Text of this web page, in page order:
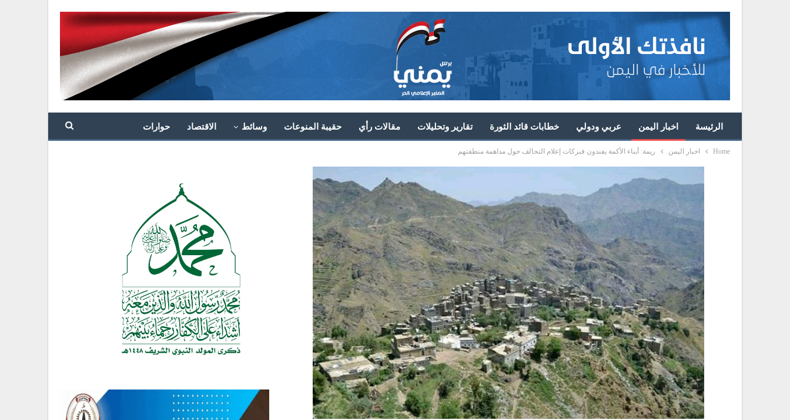
الرئيسة اخبار اليمن عربي ودولي خطابات قائد الثورة تقارير وتحليلات مقالات رأي حقيبة المنوعات وسائط الاقتصاد حوارات
Home اخبار اليمن ريمة: أبناء الأكمة يفندون فبركات إعلام التحالف حول مداهمة منطقتهم